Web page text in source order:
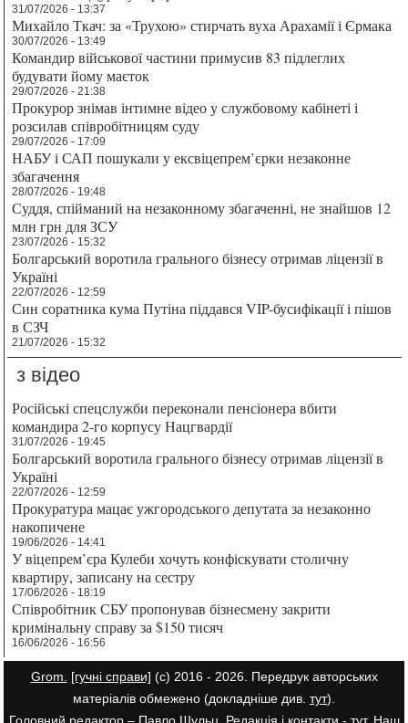
31/07/2026 - 13:37
Михайло Ткач: за «Трухою» стирчать вуха Арахамії і Єрмака
30/07/2026 - 13:49
Командир військової частини примусив 83 підлеглих
будувати йому маєток
29/07/2026 - 21:38
Прокурор знімав інтимне відео у службовому кабінеті і
розсилав співробітницям суду
29/07/2026 - 17:09
НАБУ і САП пошукали у ексвіцепрем’єрки незаконне
збагачення
28/07/2026 - 19:48
Суддя, спійманий на незаконному збагаченні, не знайшов 12
млн грн для ЗСУ
23/07/2026 - 15:32
Болгарський воротила грального бізнесу отримав ліцензії в
Україні
22/07/2026 - 12:59
Син соратника кума Путіна піддався VIP-бусифікації і пішов
в СЗЧ
21/07/2026 - 15:32
з відео
Російські спецслужби переконали пенсіонера вбити
командира 2-го корпусу Нацгвардії
31/07/2026 - 19:45
Болгарський воротила грального бізнесу отримав ліцензії в
Україні
22/07/2026 - 12:59
Прокуратура мацає ужгородського депутата за незаконно
накопичене
19/06/2026 - 14:41
У віцепрем’єра Кулеби хочуть конфіскувати столичну
квартиру, записану на сестру
17/06/2026 - 18:19
Співробітник СБУ пропонував бізнесмену закрити
кримінальну справу за $150 тисяч
16/06/2026 - 16:56
Grom. [гучні справи] (с) 2016 - 2026. Передрук авторських
матеріалів обмежено (докладніше див. тут).